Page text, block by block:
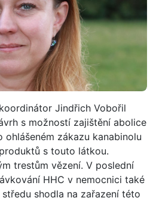
Jindřich Vobořil
s možností zajištění abolice
zákazu kanabinolu
s touto látkou.
trestům vězení. V poslední
HHC v nemocnici také
shodla na zařazení této